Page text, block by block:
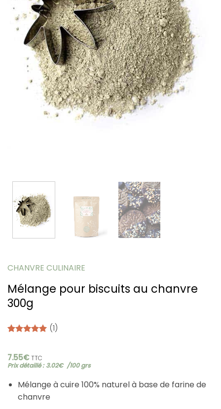
CHANVRE CULINAIRE
Mélange pour biscuits au chanvre
300g
surnotation
client
(1)
7.55€ TTC
Prix détaillé : 3.02€ /100 grs
Mélange à cuire 100% naturel à base de farine de
chanvre